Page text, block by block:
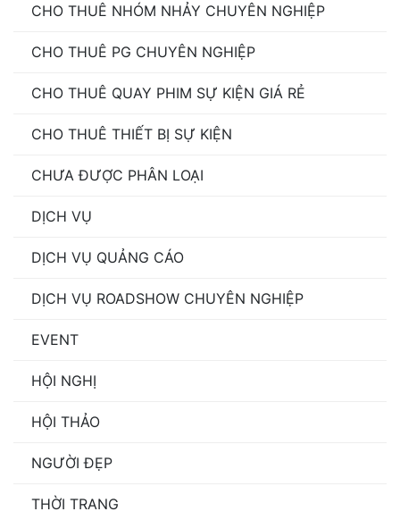
CHO THUÊ NHÓM NHẢY CHUYÊN NGHIỆP
CHO THUÊ PG CHUYÊN NGHIỆP
CHO THUÊ QUAY PHIM SỰ KIỆN GIÁ RẺ
CHO THUÊ THIẾT BỊ SỰ KIỆN
CHƯA ĐƯỢC PHÂN LOẠI
DỊCH VỤ
DỊCH VỤ QUẢNG CÁO
DỊCH VỤ ROADSHOW CHUYÊN NGHIỆP
EVENT
HỘI NGHỊ
HỘI THẢO
NGƯỜI ĐẸP
THỜI TRANG